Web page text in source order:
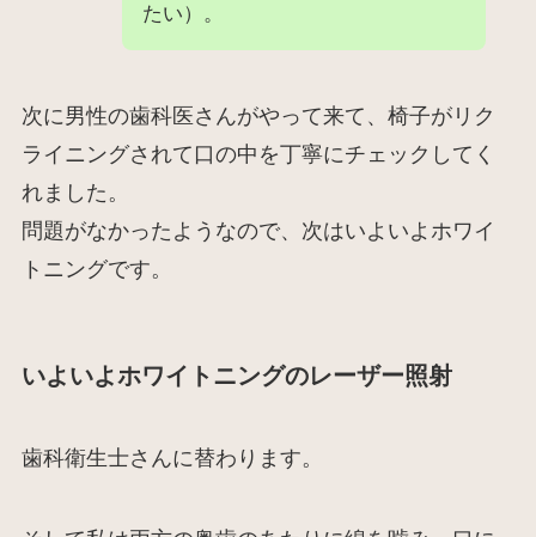
たい）。
次に男性の歯科医さんがやって来て、椅子がリク
ライニングされて口の中を丁寧にチェックしてく
れました。
問題がなかったようなので、次はいよいよホワイ
トニングです。
いよいよホワイトニングのレーザー照射
歯科衛生士さんに替わります。